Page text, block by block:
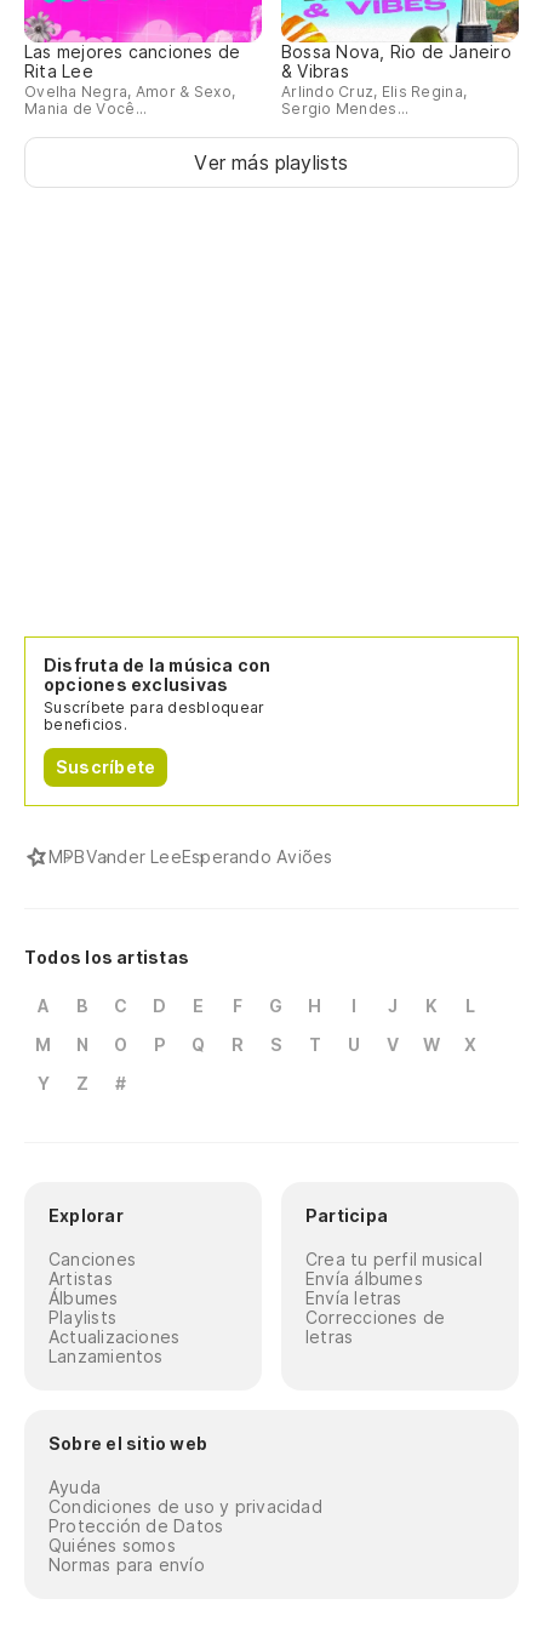
Las mejores canciones de
Rita Lee
Ovelha Negra, Amor & Sexo,
Mania de Você...
Bossa Nova, Rio de Janeiro
& Vibras
Arlindo Cruz, Elis Regina,
Sergio Mendes...
Ver más playlists
Disfruta de la música con
opciones exclusivas
Suscríbete para desbloquear
beneficios.
Suscríbete
MPBVander LeeEsperando Aviões
Todos los artistas
A B C D E F G H I J K
L
M
N O P Q R S T U V W
X
Y
Z #
Explorar
Canciones
Artistas
Álbumes
Playlists
Actualizaciones
Lanzamientos
Participa
Crea tu perfil musical
Envía álbumes
Envía letras
Correcciones de
letras
Sobre el sitio web
Ayuda
Condiciones de uso y privacidad
Protección de Datos
Quiénes somos
Normas para envío